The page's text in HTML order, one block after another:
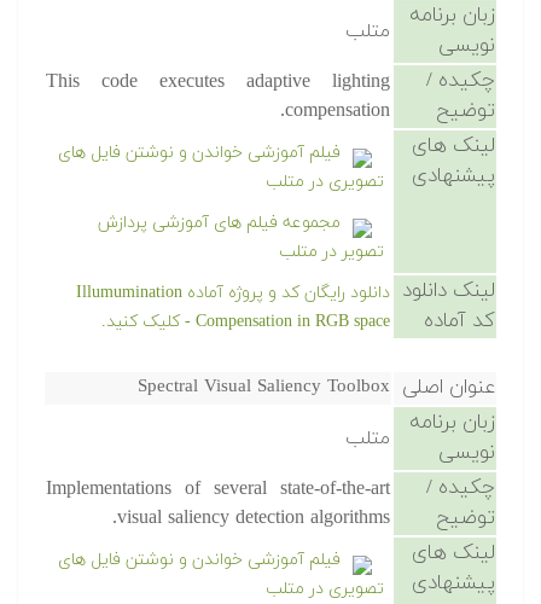
زبان برنامه
نویسی
متلب
چکیده /
توضیح
This code executes adaptive lighting
compensation.
لینک های
پیشنهادی
فیلم آموزشی خواندن و نوشتن فایل های
تصویری در متلب
مجموعه فیلم های آموزشی پردازش
تصویر در متلب
لینک دانلود
کد آماده
دانلود رایگان کد و پروژه آماده Illumumination
Compensation in RGB space - کلیک کنید.
عنوان اصلی Spectral Visual Saliency Toolbox
زبان برنامه
نویسی
متلب
چکیده /
توضیح
Implementations of several state-of-the-art
visual saliency detection algorithms.
لینک های
پیشنهادی
فیلم آموزشی خواندن و نوشتن فایل های
تصویری در متلب